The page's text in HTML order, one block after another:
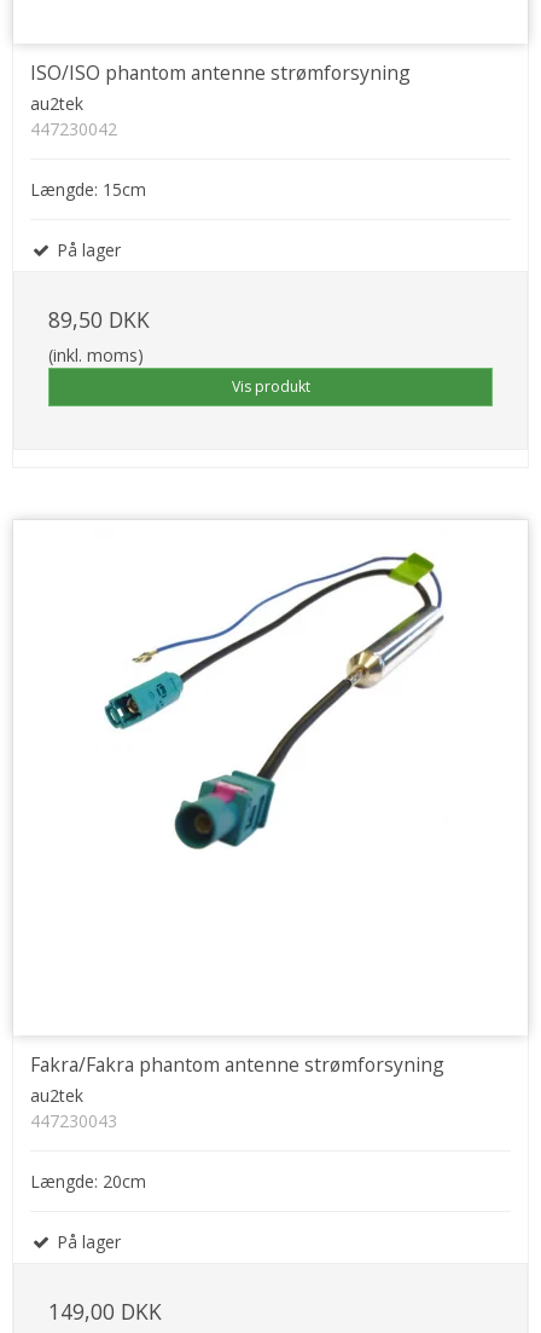
ISO/ISO phantom antenne strømforsyning
au2tek
447230042
Længde: 15cm
På lager
89,50 DKK
(inkl. moms)
Vis produkt
Fakra/Fakra phantom antenne strømforsyning
au2tek
447230043
Længde: 20cm
På lager
149,00 DKK